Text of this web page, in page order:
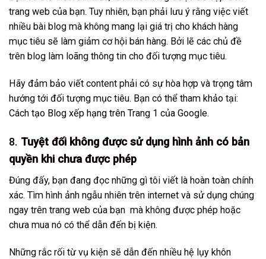
trang web của bạn. Tuy nhiên, bạn phải lưu ý rằng việc viết
nhiều bài blog mà không mang lại giá trị cho khách hàng
mục tiêu sẽ làm giảm cơ hội bán hàng. Bởi lẽ các chủ đề
trên blog làm loãng thông tin cho đối tượng mục tiêu.
Hãy đảm bảo viết content phải có sự hòa hợp và trọng tâm
hướng tới đối tượng mục tiêu. Bạn có thể tham khảo tại:
Cách tạo Blog xếp hạng trên Trang 1 của Google.
8. Tuyệt đối không được sử dụng hình ảnh có bản
quyền khi chưa được phép
Đúng đấy, bạn đang đọc những gì tôi viết là hoàn toàn chính
xác. Tìm hình ảnh ngẫu nhiên trên internet và sử dụng chúng
ngay trên trang web của bạn mà không được phép hoặc
chưa mua nó có thể dẫn đến bị kiện.
Những rắc rối từ vụ kiện sẽ dẫn đến nhiều hệ lụy khôn